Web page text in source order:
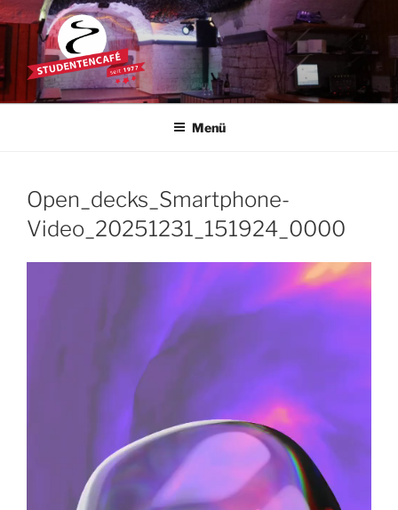
Zum
Inhalt
springen
STUDENTENCAFÉ
Die Kultkneipe in Ulm seit 1977
Menü
Open_decks_Smartphone-
Video_20251231_151924_0000